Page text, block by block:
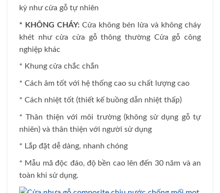
kỳ như cửa gỗ tự nhiên
* KHÔNG CHÁY: Cửa không bén lửa và không cháy
khét như cửa cửa gỗ thông thường Cửa gỗ công
nghiệp khác
* Khung cửa chắc chắn
* Cách âm tốt với hệ thống cao su chất lượng cao
* Cách nhiệt tốt (thiết kế buồng dẫn nhiệt thấp)
* Thân thiện với môi trường (không sử dụng gỗ tự
nhiên) và thân thiện với người sử dụng
* Lắp đặt dễ dàng, nhanh chóng
* Mẫu mã độc đáo, độ bền cao lên đến 30 năm và an
toàn khi sử dụng.